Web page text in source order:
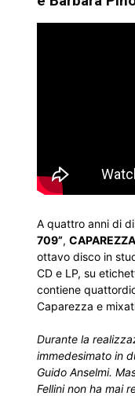
A quattro anni di
709”, CAPAREZZA
ottavo disco in
CD e LP, su
contiene
Caparezza e
Durante la
immedesimato in
Guido Anselmi.
Fellini non ha mai